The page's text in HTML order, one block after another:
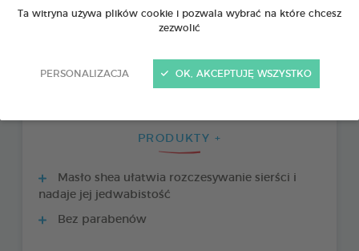
Ta witryna używa plików cookie i pozwala wybrać na które chcesz
zezwolić
PERSONALIZACJA OK, AKCEPTUJĘ WSZYSTKO
PRODUKTY +
Masło shea ułatwia rozczesywanie sierści i
nadaje jej jedwabistość
Bez parabenów